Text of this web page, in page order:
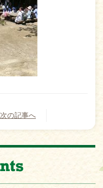
次の記事へ